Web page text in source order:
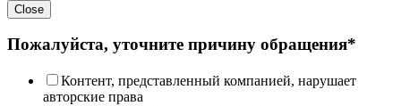
Close
Пожалуйста, уточните причину обращения*
Контент, представленный компанией, нарушает
авторские права